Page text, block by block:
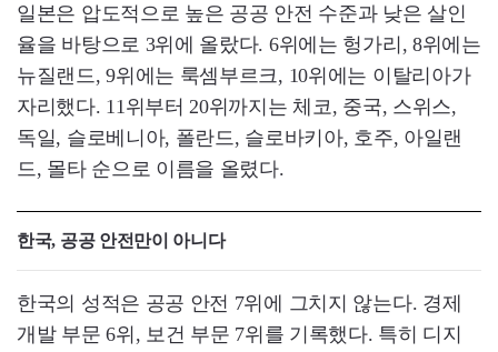
일본은 압도적으로 높은 공공 안전 수준과 낮은 살인
율을 바탕으로 3위에 올랐다. 6위에는 헝가리, 8위에는
뉴질랜드, 9위에는 룩셈부르크, 10위에는 이탈리아가
자리했다. 11위부터 20위까지는 체코, 중국, 스위스,
독일, 슬로베니아, 폴란드, 슬로바키아, 호주, 아일랜
드, 몰타 순으로 이름을 올렸다.
한국, 공공 안전만이 아니다
한국의 성적은 공공 안전 7위에 그치지 않는다. 경제
개발 부문 6위, 보건 부문 7위를 기록했다. 특히 디지